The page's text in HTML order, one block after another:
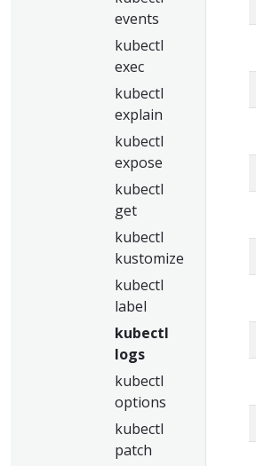
events
kubectl
exec
kubectl
explain
kubectl
expose
kubectl
get
kubectl
kustomize
kubectl
label
kubectl
logs
kubectl
options
kubectl
patch